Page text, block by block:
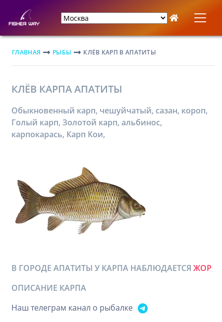
ГЛАВНАЯ РЫБЫ КЛЁВ КАРП В АПАТИТЫ
КЛЁВ КАРПА АПАТИТЫ
Обыкновенный карп, чешуйчатый, сазан, короп,
Голый карп, Золотой карп, альбинос,
карпокарась, Карп Кои,
В ГОРОДЕ АПАТИТЫ У КАРПА НАБЛЮДАЕТСЯ ЖОР
ОПИСАНИЕ КАРПА
Наш телеграм канал о рыбалке